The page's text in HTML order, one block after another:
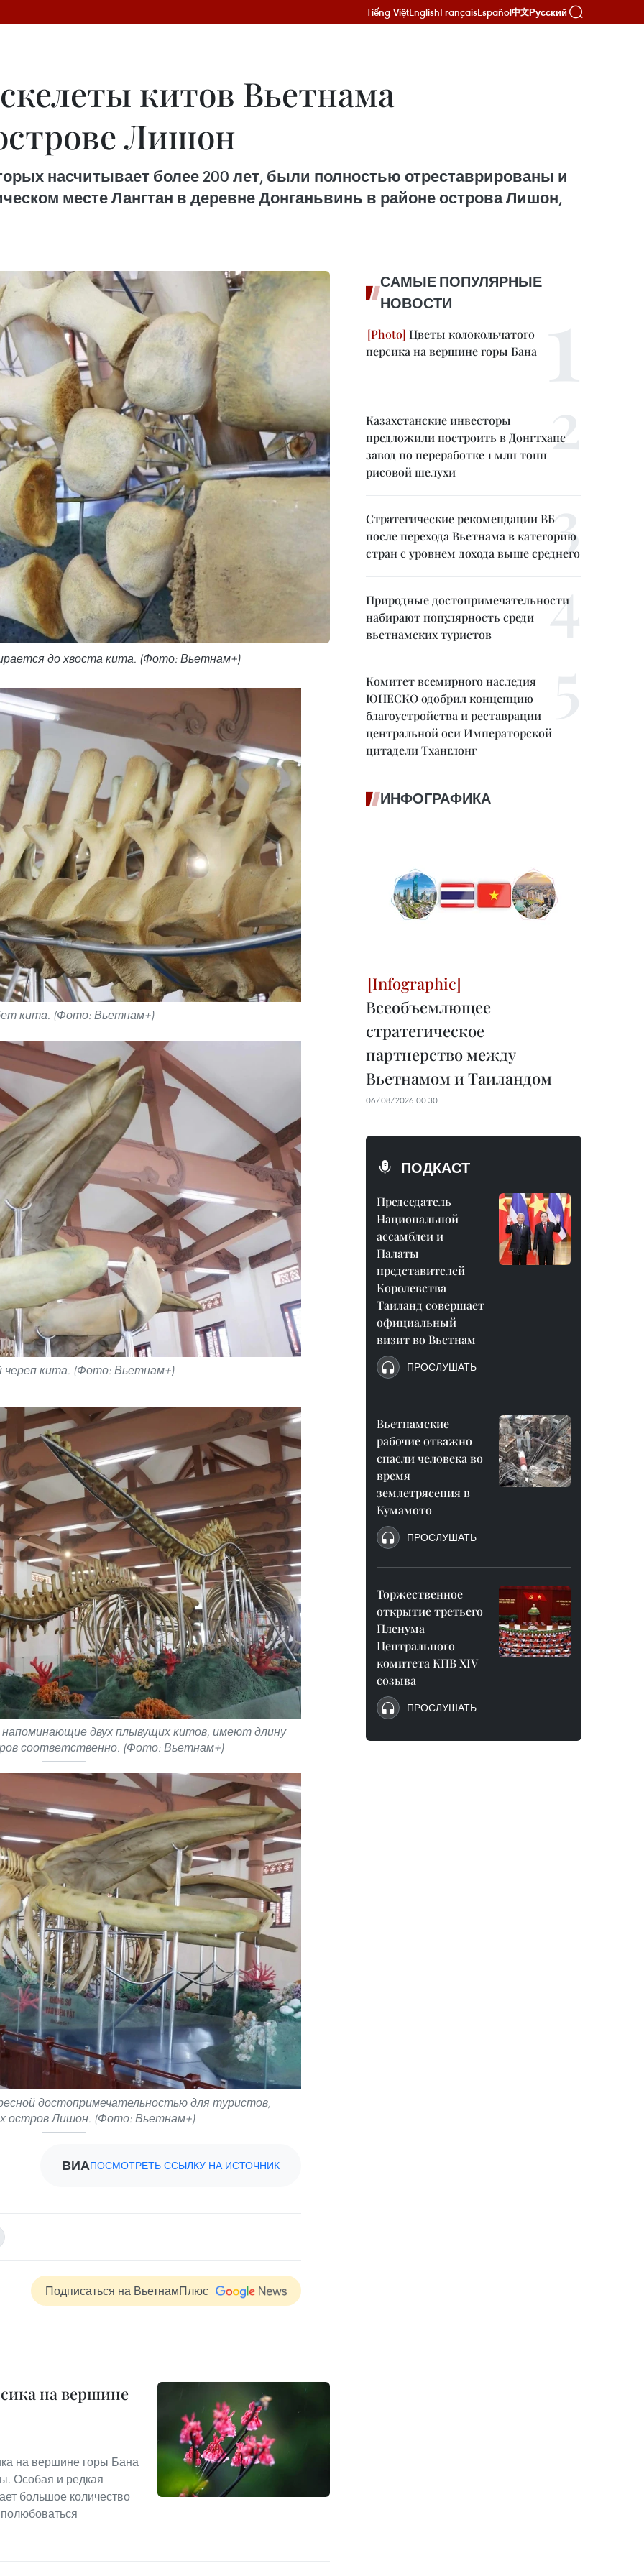
Tiếng ViệtEnglishFrançaisEspañol中文Русский
китов Вьетнама
Лишон
насчитывает более 200 лет, были полностью отреставрированы и
месте Лангтан в деревне Донганьвинь в районе острова Лишон,
до хвоста кита. (Фото: Вьетнам+)
кита. (Фото: Вьетнам+)
череп кита. (Фото: Вьетнам+)
двух плывущих китов, имеют длину
соответственно. (Фото: Вьетнам+)
достопримечательностью для туристов,
остров Лишон. (Фото: Вьетнам+)
ВИАПОСМОТРЕТЬ ССЫЛКУ НА ИСТОЧНИК
Подписаться на ВьетнамПлюс
на вершине
на вершине горы Бана
Особая и редкая
большое количество
САМЫЕ ПОПУЛЯРНЫЕ
НОВОСТИ
Цветы колокольчатого
персика на вершине горы Бана
Казахстанские инвесторы
предложили построить в Донгтхапе
завод по переработке 1 млн тонн
рисовой шелухи
Стратегические рекомендации ВБ
после перехода Вьетнама в категорию
стран с уровнем дохода выше среднего
Природные достопримечательности
набирают популярность среди
вьетнамских туристов
Комитет всемирного наследия
ЮНЕСКО одобрил концепцию
благоустройства и реставрации
центральной оси Императорской
цитадели Тханглонг
ИНФОГРАФИКА
Всеобъемлющее
стратегическое
партнерство между
Вьетнамом и Таиландом
06/08/2026 00:30
ПОДКАСТ
Председатель
Национальной
ассамблеи и
Палаты
представителей
Королевства
Таиланд совершает
официальный
визит во Вьетнам
ПРОСЛУШАТЬ
Вьетнамские
рабочие отважно
спасли человека во
время
землетрясения в
Кумамото
ПРОСЛУШАТЬ
Торжественное
открытие третьего
Пленума
Центрального
комитета КПВ XIV
созыва
ПРОСЛУШАТЬ